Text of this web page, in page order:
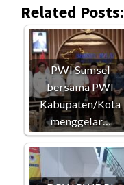
Related Posts:
PWI Sumsel
bersama PWI
Kabupaten/Kota
menggelar…